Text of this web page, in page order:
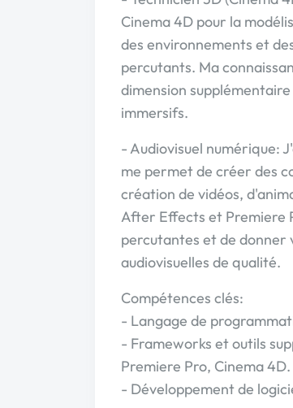
Cinema 4D pour la
des environnements et
percutants. Ma
dimension
immersifs.
- Audiovisuel numérique:
me permet de créer des
création de vidéos,
After Effects et Premiere
percutantes et de donner
audiovisuelles de qualité.
Compétences clés:
- Langage de
- Frameworks et outils
Premiere Pro, Cinema 4D.
- Développement de